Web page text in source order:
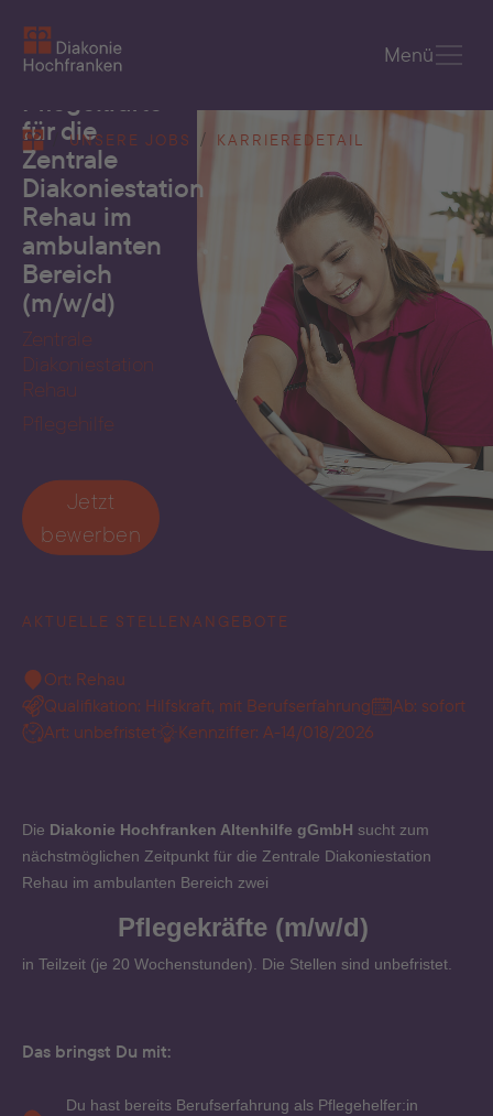
Menü
You are here:
UNSERE JOBS KARRIEREDETAIL
Pflegekräfte
für die
Zentrale
Diakoniestation
Rehau im
ambulanten
Bereich
(m/w/d)
Zentrale
Diakoniestation
Rehau
Pflegehilfe
Jetzt
bewerben
AKTUELLE STELLENANGEBOTE
Ort: Rehau
Qualifikation: Hilfskraft, mit Berufserfahrung
Ab: sofort
Art: unbefristet
Kennziffer: A-14/018/2026
Die Diakonie Hochfranken Altenhilfe gGmbH sucht zum
nächstmöglichen Zeitpunkt für die Zentrale Diakoniestation
Rehau im ambulanten Bereich zwei
Pflegekräfte (m/w/d)
in Teilzeit (je 20 Wochenstunden). Die Stellen sind unbefristet.
Das bringst Du mit:
Du hast bereits Berufserfahrung als Pflegehelfer:in